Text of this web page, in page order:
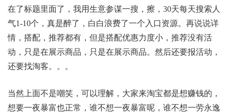
在了标题里面了，我用生意参谋一搜，擦，30天每天搜索人
气1-10个，真是醉了，白白浪费了一个入口资源。再说说详
情，搭配，推荐都有，但是搭配优惠力度小，推荐没有活
动，只是在展示商品，只是在展示商品。然后还要报活动，
还要找淘客。。。
当然上面不是嘲笑，可以理解，大家来淘宝都是想赚钱的，
想要一夜暴富也正常，谁不想一夜暴富呢，谁不想一劳永逸